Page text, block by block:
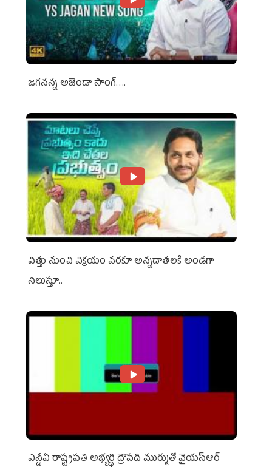
జగనన్న అజెండా సాంగ్….
విత్తు నుంచి విక్రయం వరకూ అన్నదాతలకి అండగా
నిలుస్తూ..
ఎన్డీఏ రాష్ట్ర‌ప‌తి అభ్య‌ర్థి ద్రౌప‌ది ముర్ముతో వైయ‌స్ఆర్